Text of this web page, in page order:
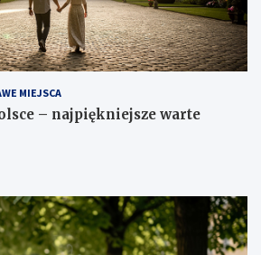
MIEJSCA
– najpiękniejsze warte